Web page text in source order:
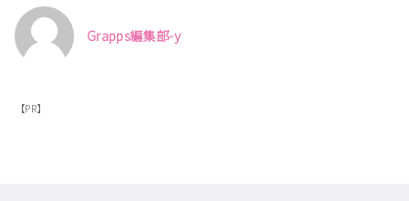
Grapps編集部-y
【PR】